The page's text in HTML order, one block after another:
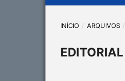
INÍCIO / ARQUIVOS /
EDITORIAL